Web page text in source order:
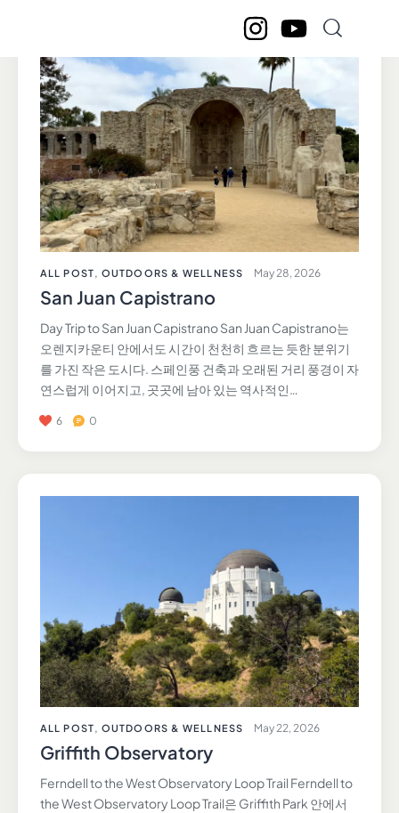
ALL POST,OUTDOORS & WELLNESS May 28, 2026
San Juan Capistrano
Day Trip to San Juan Capistrano San Juan Capistrano는
오렌지카운티 안에서도 시간이 천천히 흐르는 듯한 분위기
를 가진 작은 도시다. 스페인풍 건축과 오래된 거리 풍경이 자
연스럽게 이어지고, 곳곳에 남아 있는 역사적인…
6 0
ALL POST,OUTDOORS & WELLNESS May 22, 2026
Griffith Observatory
Ferndell to the West Observatory Loop Trail Ferndell to
the West Observatory Loop Trail은 Griffith Park 안에서